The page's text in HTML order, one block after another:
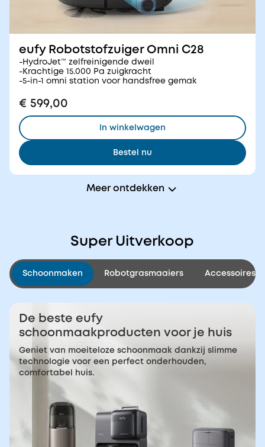
eufy Robotstofzuiger Omni C28
-HydroJet™ zelfreinigende dweil
-Krachtige 15.000 Pa zuigkracht
-5-in-1 omni station voor handsfree gemak
€ 599,00
In winkelwagen
Bestel nu
Meer ontdekken
Super Uitverkoop
Schoonmaken Robotgrasmaaiers Accessoires
De beste eufy
schoonmaakproducten voor je huis
Geniet van moeiteloze schoonmaak dankzij slimme
technologie voor een perfect onderhouden,
comfortabel huis.